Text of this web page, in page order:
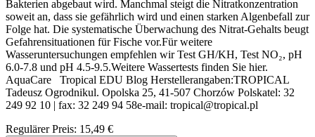
Bakterien abgebaut wird. Manchmal steigt die Nitratkonzentration
soweit an, dass sie gefährlich wird und einen starken Algenbefall zur
Folge hat. Die systematische Überwachung des Nitrat-Gehalts beugt
Gefahrensituationen für Fische vor.Für weitere
Wasseruntersuchungen empfehlen wir Test GH/KH, Test NO₂, pH
6.0-7.8 und pH 4.5-9.5.Weitere Wassertests finden Sie hier.
AquaCare Tropical EDU Blog Herstellerangaben:TROPICAL
Tadeusz Ogrodnikul. Opolska 25, 41-507 Chorzów Polskatel: 32
249 92 10 | fax: 32 249 94 58e-mail: tropical@tropical.pl
Regulärer Preis: 15,49 €